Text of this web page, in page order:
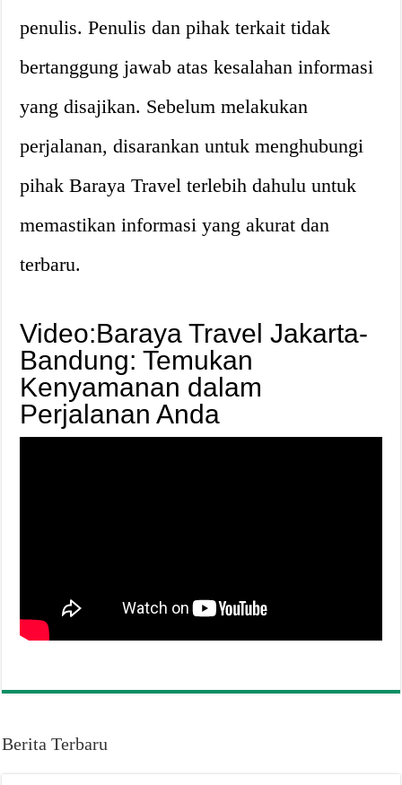
penulis. Penulis dan pihak terkait tidak
bertanggung jawab atas kesalahan informasi
yang disajikan. Sebelum melakukan
perjalanan, disarankan untuk menghubungi
pihak Baraya Travel terlebih dahulu untuk
memastikan informasi yang akurat dan
terbaru.
Video:Baraya Travel Jakarta-
Bandung: Temukan
Kenyamanan dalam
Perjalanan Anda
Berita Terbaru